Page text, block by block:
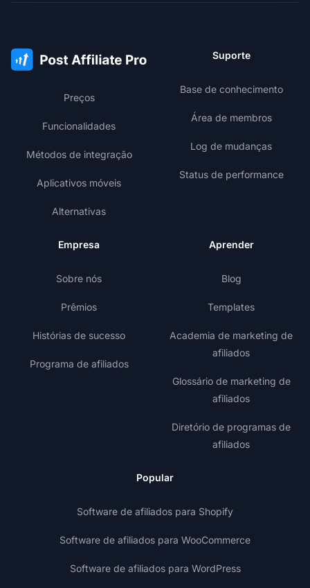
Preços
Funcionalidades
Métodos de integração
Aplicativos móveis
Alternativas
Suporte
Base de conhecimento
Área de membros
Log de mudanças
Status de performance
Empresa
Sobre nós
Prêmios
Histórias de sucesso
Programa de afiliados
Aprender
Blog
Templates
Academia de marketing de
afiliados
Glossário de marketing de
afiliados
Diretório de programas de
afiliados
Popular
Software de afiliados para Shopify
Software de afiliados para WooCommerce
Software de afiliados para WordPress